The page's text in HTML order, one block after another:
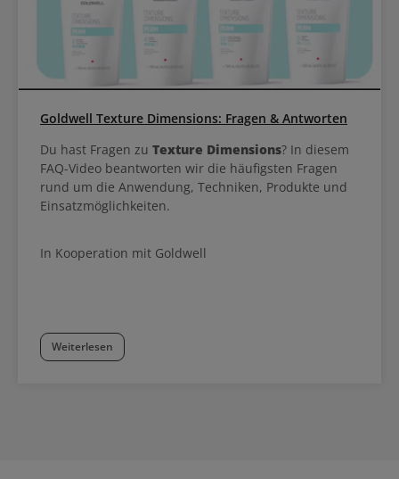
Goldwell Texture Dimensions: Fragen & Antworten
Du hast Fragen zu Texture Dimensions? In diesem
FAQ-Video beantworten wir die häufigsten Fragen
rund um die Anwendung, Techniken, Produkte und
Einsatzmöglichkeiten.
In Kooperation mit Goldwell
Weiterlesen